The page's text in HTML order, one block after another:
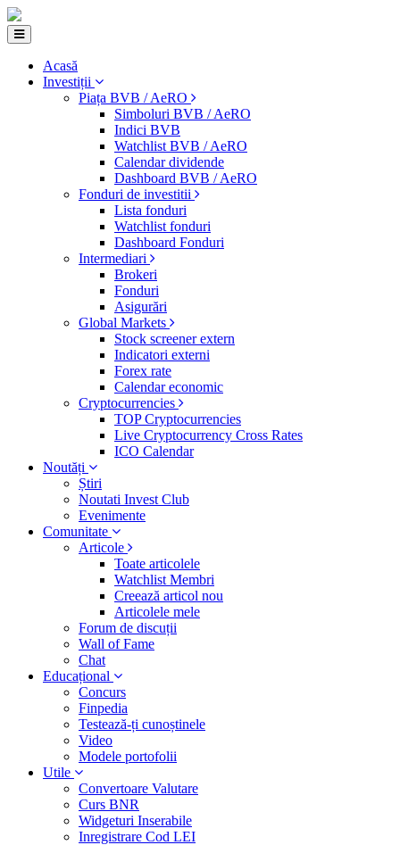
Acasă
Investiții
Piața BVB / AeRO
Simboluri BVB / AeRO
Indici BVB
Watchlist BVB / AeRO
Calendar dividende
Dashboard BVB / AeRO
Fonduri de investitii
Lista fonduri
Watchlist fonduri
Dashboard Fonduri
Intermediari
Brokeri
Fonduri
Asigurări
Global Markets
Stock screener extern
Indicatori externi
Forex rate
Calendar economic
Cryptocurrencies
TOP Cryptocurrencies
Live Cryptocurrency Cross Rates
ICO Calendar
Noutăți
Știri
Noutati Invest Club
Evenimente
Comunitate
Articole
Toate articolele
Watchlist Membri
Creează articol nou
Articolele mele
Forum de discuții
Wall of Fame
Chat
Educațional
Concurs
Finpedia
Testează-ți cunoștinele
Video
Modele portofolii
Utile
Convertoare Valutare
Curs BNR
Widgeturi Inserabile
Inregistrare Cod LEI